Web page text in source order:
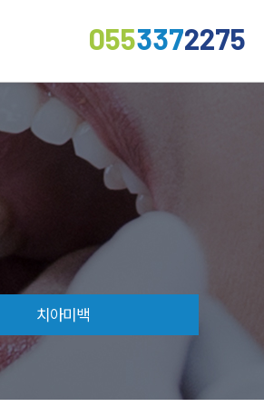
0553372275
치아미백